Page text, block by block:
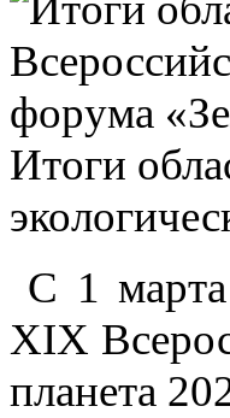
Итоги
С 1 марта
XIX
планета